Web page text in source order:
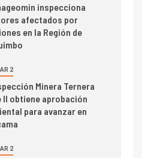
revela cómo el precio
y educación superior
en zonas
proyecta producción de
cercana a 2 millones de
tras récord en
inspecciona
afectados por
en la Región de
2
Minera Ternera
II obtiene aprobación
para avanzar en
2